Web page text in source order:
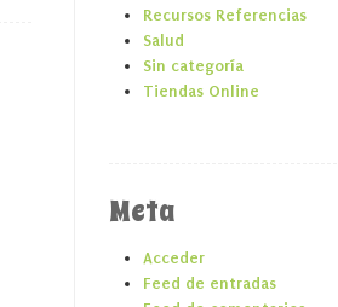
Recursos Referencias
Salud
Sin categoría
Tiendas Online
Meta
Acceder
Feed de entradas